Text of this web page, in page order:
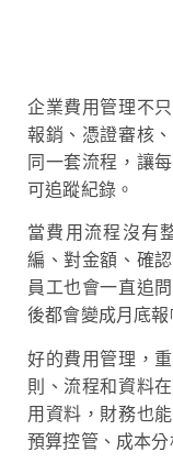
企業費用管理不
報銷、憑證審核
同一套流程，讓
可追蹤紀錄。
當費用流程沒有
編、對金額、確
員工也會一直追
後都會變成月底
好的費用管理，
則、流程和資料
用資料，財務也
預算控管、成本分